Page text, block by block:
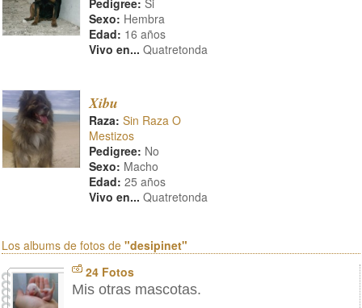
Pedigree: Si
Sexo: Hembra
Edad: 16 años
Vivo en... Quatretonda
Xibu
Raza: Sin Raza O
Mestizos
Pedigree: No
Sexo: Macho
Edad: 25 años
Vivo en... Quatretonda
Los albums de fotos de "desipinet"
24 Fotos
Mis otras mascotas.